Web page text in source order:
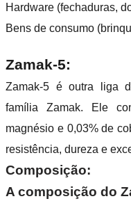
Hardware (fechaduras,
Bens de consumo
Zamak-5:
Zamak-5 é outra liga
família Zamak. Ele
magnésio e 0,03% de
resistência, dureza e
Composição:
A composição do